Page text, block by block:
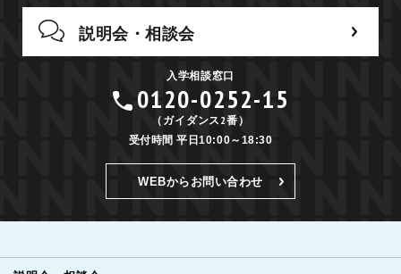
説明会・相談会
入学相談窓口
0120-0252-15
（ガイダンス2番）
受付時間 平日10:00～18:30
WEBからお問い合わせ